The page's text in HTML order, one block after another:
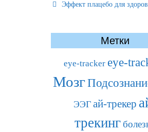
Эффект плацебо для здоровья, успеха и
Метки
eye-tracker eye-
Мозг
ЭЭГ ай-трекер
трекинг